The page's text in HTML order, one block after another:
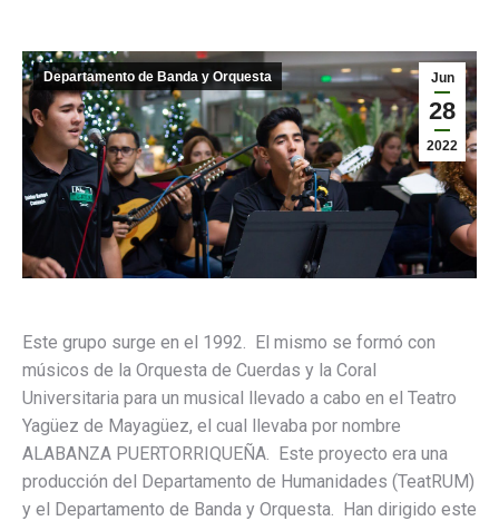
Jun
28
2022
Departamento de Banda y Orquesta
Este grupo surge en el 1992. El mismo se formó con
músicos de la Orquesta de Cuerdas y la Coral
Universitaria para un musical llevado a cabo en el Teatro
Yagüez de Mayagüez, el cual llevaba por nombre
ALABANZA PUERTORRIQUEÑA. Este proyecto era una
producción del Departamento de Humanidades (TeatRUM)
y el Departamento de Banda y Orquesta. Han dirigido este